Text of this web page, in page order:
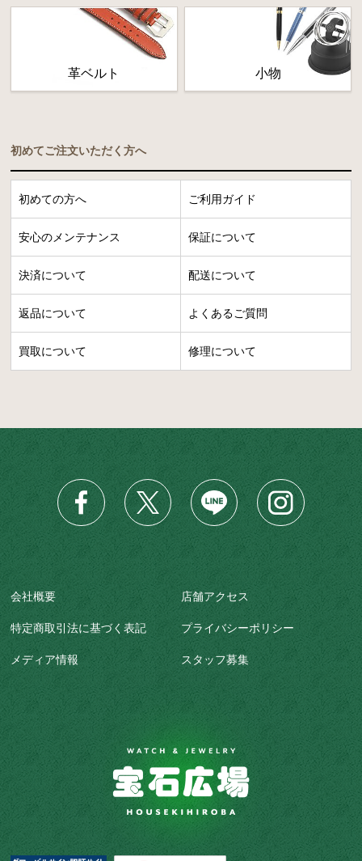
革ベルト 小物
初めてご注文いただく方へ
初めての方へ ご利用ガイド
安心のメンテナンス 保証について
決済について 配送について
返品について よくあるご質問
買取について 修理について
会社概要 店舗アクセス
特定商取引法に基づく表記 プライバシーポリシー
メディア情報 スタッフ募集